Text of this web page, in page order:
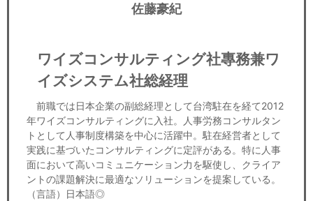
佐藤豪紀
ワイズコンサルティング社專務兼ワ
イズシステム社総経理
前職では日本企業の副総経理として台湾駐在を経て2012
年ワイズコンサルティングに入社。人事労務コンサルタン
トとして人事制度構築を中心に活躍中。駐在経営者として
実践に基づいたコンサルティングに定評がある。特に人事
面において高いコミュニケーション力を駆使し、クライア
ントの課題解決に最適なソリューションを提案している。
（言語）日本語◎